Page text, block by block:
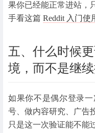
果你已经能正常进站，
手看这篇 Reddit 入门使
五、什么时候
境，而不是继
如果你不是偶尔登录
号、做内容研究、广告
只是这一次验证能不能